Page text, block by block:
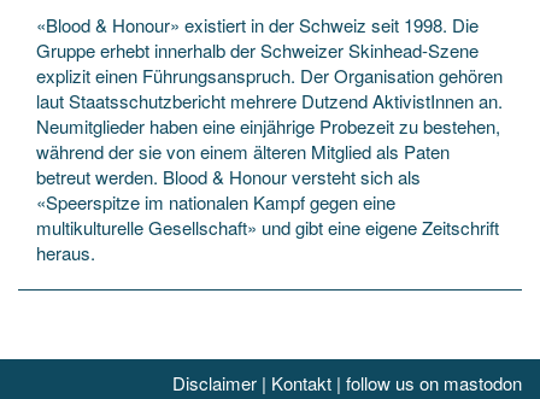
«Blood & Honour» existiert in der Schweiz seit 1998. Die
Gruppe erhebt innerhalb der Schweizer Skinhead-Szene
explizit einen Führungsanspruch. Der Organisation gehören
laut Staatsschutzbericht mehrere Dutzend AktivistInnen an.
Neumitglieder haben eine einjährige Probezeit zu bestehen,
während der sie von einem älteren Mitglied als Paten
betreut werden. Blood & Honour versteht sich als
«Speerspitze im nationalen Kampf gegen eine
multikulturelle Gesellschaft» und gibt eine eigene Zeitschrift
heraus.
Disclaimer | Kontakt | follow us on mastodon